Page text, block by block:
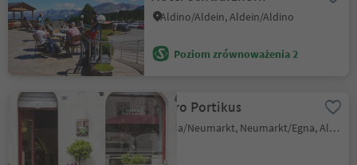
Aldino/Aldein, Aldein/Aldino
Poziom zrównoważenia 2
Bistro Portikus
Egna/Neumarkt, Neumarkt/Egna, Alto Adige Wine Road